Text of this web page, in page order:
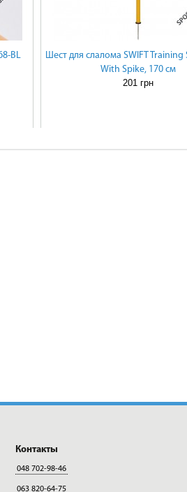
BL
Шест для слалома SWIFT Training
With Spike, 170 см
201 грн
Контакты
048 702-98-46
063 820-64-75